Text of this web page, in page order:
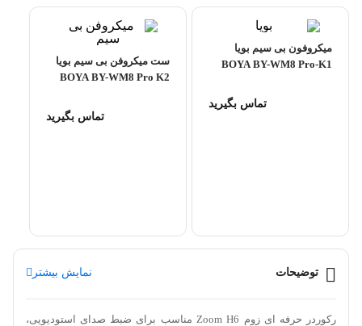
میکروفون بی سیم بویا
BOYA BY-WM8 Pro-K1
تماس بگیرید
ست میکروفن بی سیم بویا
BOYA BY-WM8 Pro K2
تماس بگیرید
توضیحات نمایش بیشتر
رکوردر حرفه ای زوم Zoom H6 مناسب برای ضبط صدای استودیویی،